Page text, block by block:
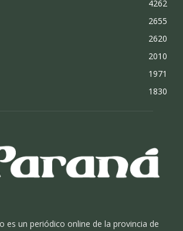
4262
2655
2620
2010
1971
1830
es un periódico online de la provincia de